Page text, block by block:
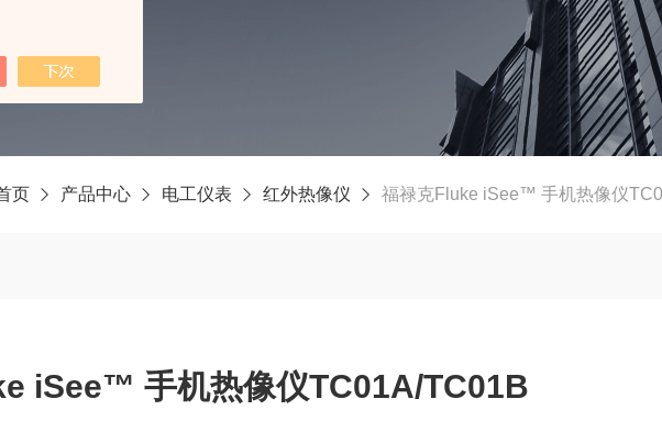
页 产品中心 电工仪表 红外热像仪 福禄克Fluke iSee™ 手机热像仪
iSee™ 手机热像仪TC01A/TC01B